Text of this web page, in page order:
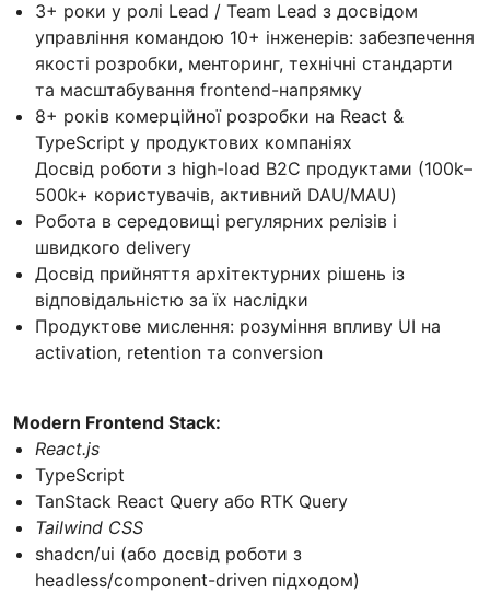
3+ роки у ролі Lead / Team Lead з досвідом
управління командою 10+ інженерів: забезпечення
якості розробки, менторинг, технічні стандарти
та масштабування frontend-напрямку
8+ років комерційної розробки на React &
TypeScript у продуктових компаніях
Досвід роботи з high-load B2C продуктами (100k–
500k+ користувачів, активний DAU/MAU)
Робота в середовищі регулярних релізів і
швидкого delivery
Досвід прийняття архітектурних рішень із
відповідальністю за їх наслідки
Продуктове мислення: розуміння впливу UI на
activation, retention та conversion
Modern Frontend Stack:
React.js
TypeScript
TanStack React Query або RTK Query
Tailwind CSS
shadcn/ui (або досвід роботи з
headless/component-driven підходом)